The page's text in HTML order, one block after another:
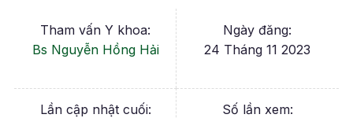
Tham vấn Y khoa:
Bs Nguyễn Hồng Hải
Ngày đăng:
24 Tháng 11 2023
Lần cập nhật cuối:
Số lần xem: